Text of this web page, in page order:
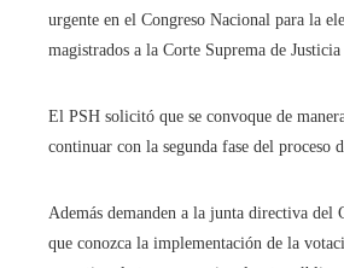
urgente en el Congreso Nacional para la
magistrados a la Corte Suprema de Justicia
El PSH solicitó que se convoque de
continuar con la segunda fase del proceso
Además demanden a la junta directiva del
que conozca la implementación de la